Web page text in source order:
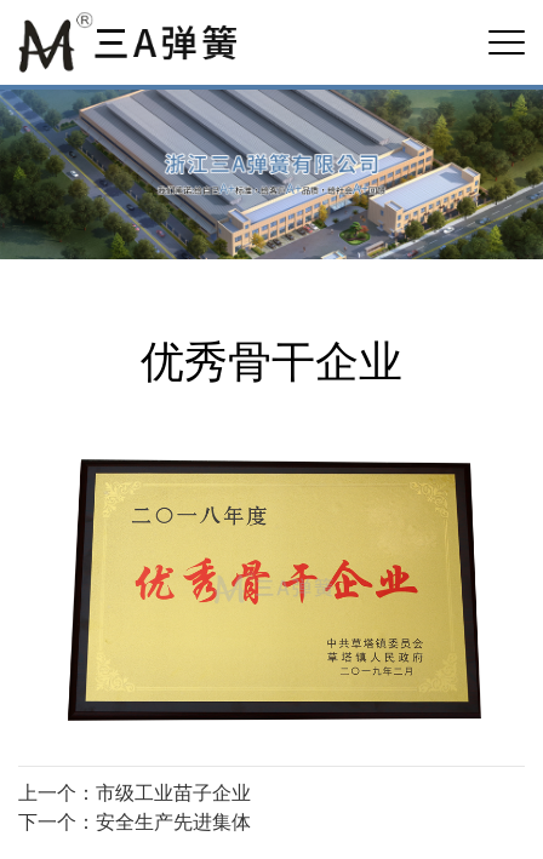
优秀骨干企业
上一个： 市级工业苗子企业
下一个： 安全生产先进集体